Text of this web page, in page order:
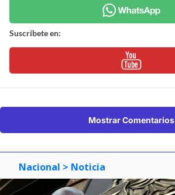
Suscríbete en:
Mostrar Comentarios
Nacional > Noticia